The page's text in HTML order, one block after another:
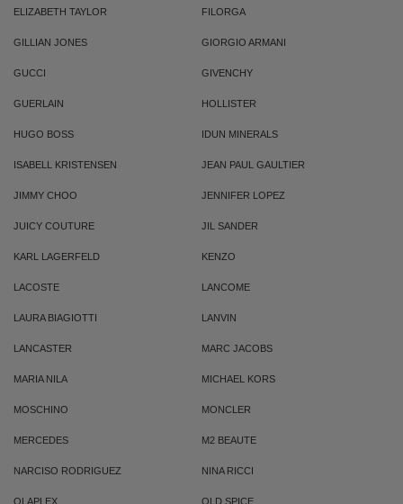
ELIZABETH TAYLOR FILORGA
GILLIAN JONES GIORGIO ARMANI
GUCCI GIVENCHY
GUERLAIN HOLLISTER
HUGO BOSS IDUN MINERALS
ISABELL KRISTENSEN JEAN PAUL GAULTIER
JIMMY CHOO JENNIFER LOPEZ
JUICY COUTURE JIL SANDER
KARL LAGERFELD KENZO
LACOSTE LANCOME
LAURA BIAGIOTTI LANVIN
LANCASTER MARC JACOBS
MARIA NILA MICHAEL KORS
MOSCHINO MONCLER
MERCEDES M2 BEAUTE
NARCISO RODRIGUEZ NINA RICCI
OLAPLEX OLD SPICE